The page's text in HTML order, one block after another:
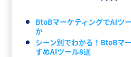
BtoBマーケティングでAIツ
か
シーン別でわかる！BtoBマ
すめAIツール8選